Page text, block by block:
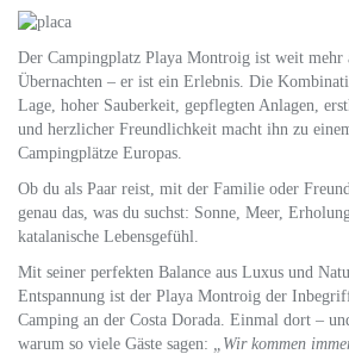
Der Campingplatz Playa Montroig ist weit mehr
Übernachten – er ist ein Erlebnis. Die
Lage, hoher Sauberkeit, gepflegten Anlagen,
und herzlicher Freundlichkeit macht ihn zu
Campingplätze Europas.
Ob du als Paar reist, mit der Familie oder
genau das, was du suchst: Sonne, Meer,
katalanische Lebensgefühl.
Mit seiner perfekten Balance aus Luxus und
Entspannung ist der Playa Montroig der
Camping an der Costa Dorada. Einmal dort –
warum so viele Gäste sagen: „Wir kommen